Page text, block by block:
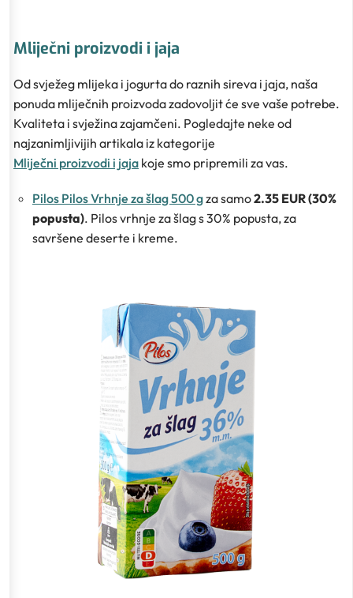
Mliječni proizvodi i jaja
Od svježeg mlijeka i jogurta do raznih sireva i jaja, naša
ponuda mliječnih proizvoda zadovoljit će sve vaše potrebe.
Kvaliteta i svježina zajamčeni. Pogledajte neke od
najzanimljivijih artikala iz kategorije
Mliječni proizvodi i jaja koje smo pripremili za vas.
Pilos Pilos Vrhnje za šlag 500 gza samo2.35 EUR (30%
popusta). Pilos vrhnje za šlag s 30% popusta, za
savršene deserte i kreme.